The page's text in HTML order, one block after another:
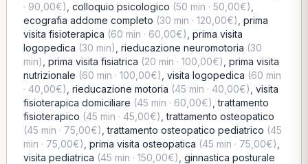
· 90,00€) colloquio psicologico (50 min · 50,00€)
ecografia addome completo (30 min · 120,00€) prima
visita fisioterapica (60 min · 60,00€) prima visita
logopedica (30 min) rieducazione neuromotoria (30
min) prima visita fisiatrica (20 min · 100,00€) prima visita
nutrizionale (60 min · 100,00€) visita logopedica (60 min
· 40,00€) rieducazione motoria (45 min · 40,00€) visita
fisioterapica domiciliare (45 min · 60,00€) ,trattamento
fisioterapico (45 min · 45,00€) ,trattamento osteopatico
(45 min · 75,00€) ,trattamento osteopatico pediatrico (45
min · 75,00€) prima visita osteopatica (45 min · 75,00€)
visita pediatrica (45 min · 150,00€) ginnastica posturale